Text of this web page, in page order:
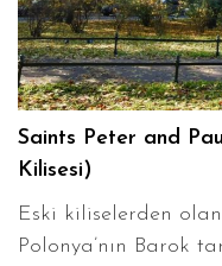
Saints Peter and
Kilisesi)
Eski kiliselerden
Polonya’nın Barok